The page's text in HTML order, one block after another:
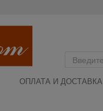
ОПЛАТА И ДОСТАВКА